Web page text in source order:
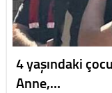
4 yaşındaki
Anne,…